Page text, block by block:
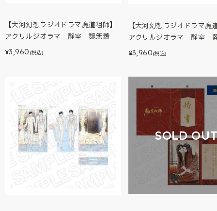
【大河幻想ラジオドラマ魔道祖師】
アクリルジオラマ 静室 魏無羨
¥3,960 (税込)
【大河幻想ラジオドラマ魔
アクリルジオラマ 静室
¥3,960(税込)
SOLD